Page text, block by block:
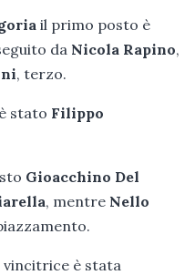
il primo posto è
da Nicola Rapino,
, terzo.
è stato Filippo
Gioacchino Del
, mentre Nello
vincitrice è stata